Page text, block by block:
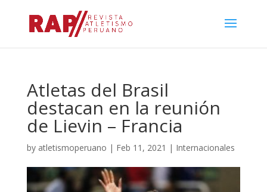
Atletas del Brasil
destacan en la reunión
de Lievin – Francia
by atletismoperuano | Feb 11, 2021 | Internacionales